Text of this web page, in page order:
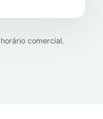
comercial.